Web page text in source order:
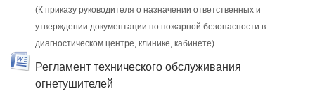
(К приказу руководителя о назначении ответственных и
утверждении документации по пожарной безопасности в
диагностическом центре, клинике, кабинете)
Регламент технического обслуживания
огнетушителей